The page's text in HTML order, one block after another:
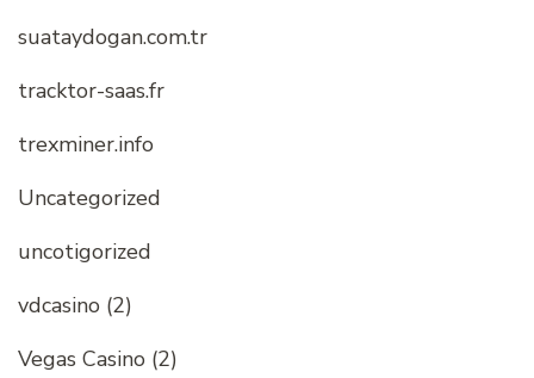
suataydogan.com.tr
tracktor-saas.fr
trexminer.info
Uncategorized
uncotigorized
vdcasino (2)
Vegas Casino (2)